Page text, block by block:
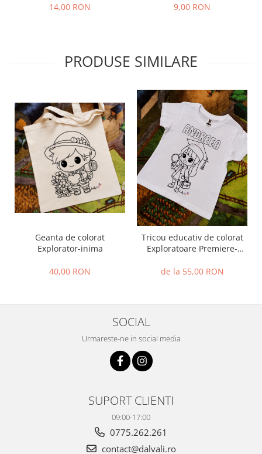
14,00 RON 9,00 RON
PRODUSE SIMILARE
Geanta de colorat
Explorator-inima
40,00 RON
Tricou educativ de colorat
Exploratoare Premiere-
de la 55,00 RON
SOCIAL
Urmareste-ne in social media
SUPORT CLIENTI
09:00-17:00
0775.262.261
contact@dalvali.ro